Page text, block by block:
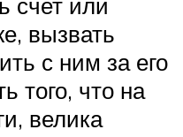
вызвать
с ним за его
того, что на
велика